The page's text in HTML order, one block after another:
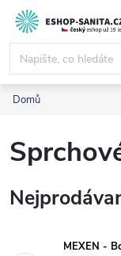
Přejít
obsah
Domů
MEXEN -